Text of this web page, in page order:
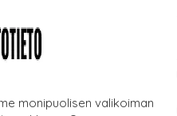
monipuolisen valikoiman